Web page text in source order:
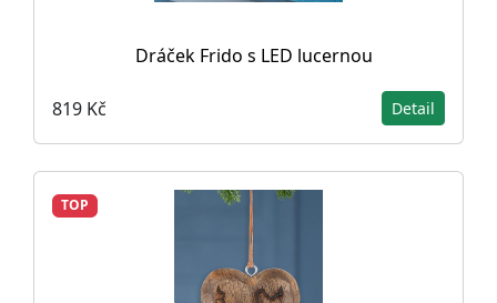
Dráček Frido s LED lucernou
819 Kč Detail
TOP